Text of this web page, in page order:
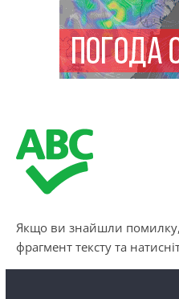
Якщо ви знайшли помилку,
фрагмент тексту та